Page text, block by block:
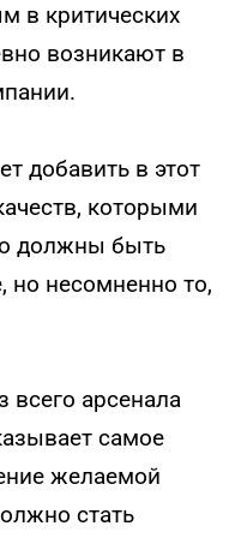
в критических
возникают в
добавить в этот
которыми
должны быть
но несомненно то,
всего арсенала
самое
желаемой
стать